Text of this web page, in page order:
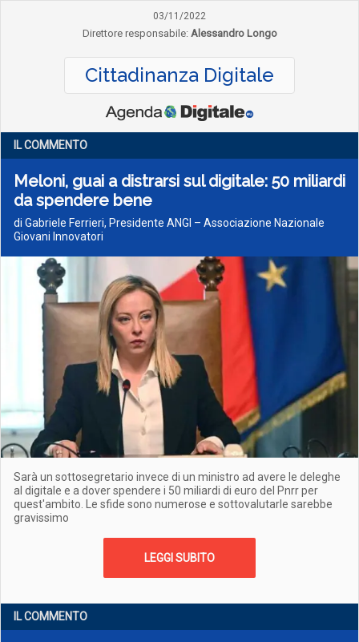
03/11/2022
Direttore responsabile: Alessandro Longo
Cittadinanza Digitale
IL COMMENTO
Meloni, guai a distrarsi sul digitale: 50 miliardi
da spendere bene
di Gabriele Ferrieri, Presidente ANGI – Associazione Nazionale
Giovani Innovatori
Sarà un sottosegretario invece di un ministro ad avere le deleghe
al digitale e a dover spendere i 50 miliardi di euro del Pnrr per
quest'ambito. Le sfide sono numerose e sottovalutarle sarebbe
gravissimo
LEGGI SUBITO
IL COMMENTO